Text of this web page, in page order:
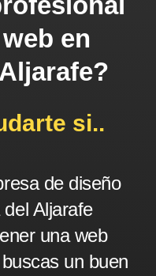
en
si..
de diseño
Aljarafe
una web
un buen